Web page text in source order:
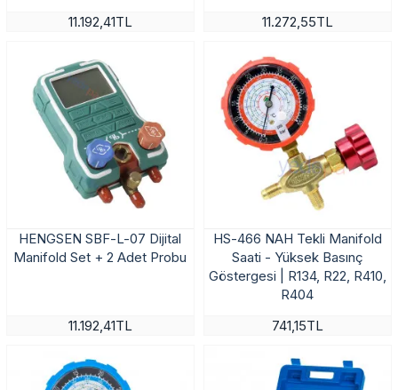
11.192,41TL 11.272,55TL
HENGSEN SBF-L-07 Dijital
Manifold Set + 2 Adet Probu
11.192,41TL
HS-466 NAH Tekli Manifold
Saati - Yüksek Basınç
Göstergesi | R134, R22, R410,
R404
741,15TL